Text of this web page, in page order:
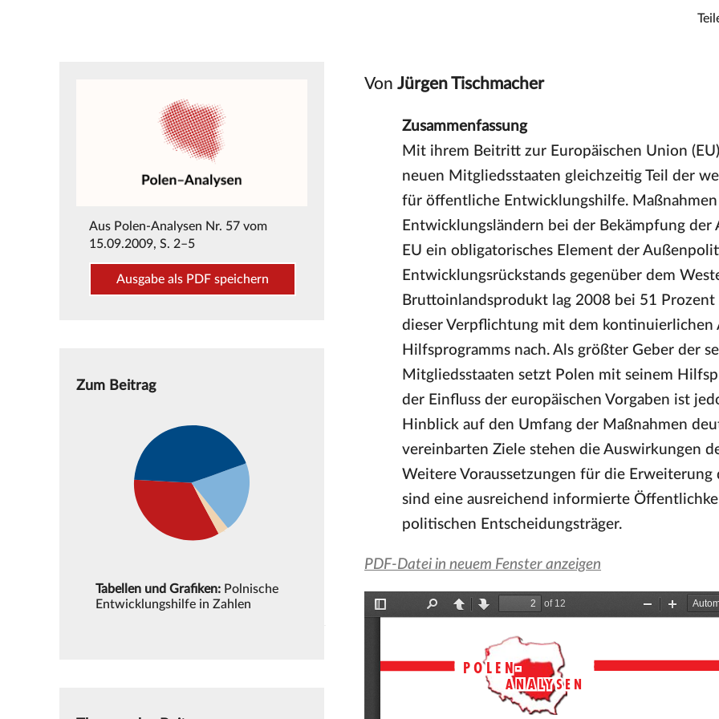
Aus Polen-Analysen Nr. 57 vom
15.09.2009, S. 2–5
Ausgabe als PDF speichern
Zum Beitrag
Tabellen und Grafiken: Polnische
Entwicklungshilfe in Zahlen
VonJürgen Tischmacher
Zusammenfassung
Mit ihrem Beitritt zur Europäischen Union
neuen Mitgliedsstaaten gleichzeitig Teil der
für öffentliche Entwicklungshilfe.
Entwicklungsländern bei der Bekämpfung
EU ein obligatorisches Element der
Entwicklungsrückstands gegenüber dem
Bruttoinlandsprodukt lag 2008 bei 51
dieser Verpflichtung mit dem kontinuierlichen
Hilfsprogramms nach. Als größter Geber der
Mitgliedsstaaten setzt Polen mit seinem
der Einfluss der europäischen Vorgaben ist
Hinblick auf den Umfang der Maßnahmen
vereinbarten Ziele stehen die Auswirkungen
Weitere Voraussetzungen für die
sind eine ausreichend informierte
politischen Entscheidungsträger.
PDF-Datei in neuem Fenster anzeigen